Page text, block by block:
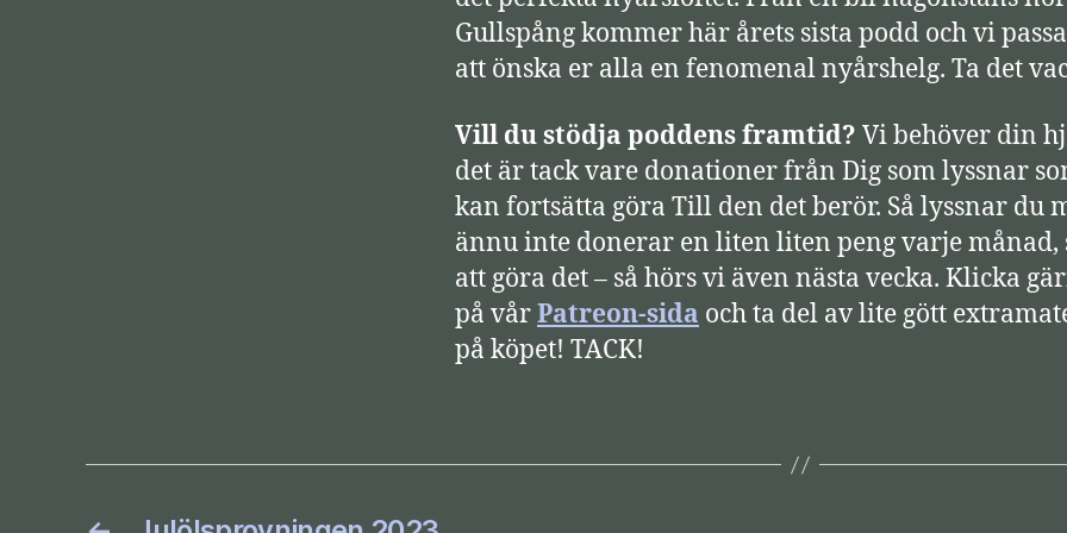
r
e
Gullspång kommer här årets sista podd och vi
att önska er alla en fenomenal nyårshelg. Ta det
Vill du stödja poddens framtid? Vi behöver din
det är tack vare donationer från Dig som lyssnar
kan fortsätta göra Till den det berör. Så lyssnar du
ännu inte donerar en liten liten peng varje månad,
att göra det – så hörs vi även nästa vecka. Klicka
på vårPatreon-sida och ta del av lite gött
på köpet! TACK!